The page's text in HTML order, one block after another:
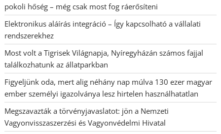
pokoli hőség – még csak most fog ráerősíteni
Elektronikus aláírás integráció – Így kapcsolható a vállalati
rendszerekhez
Most volt a Tigrisek Világnapja, Nyíregyházán számos fajjal
találkozhatunk az állatparkban
Figyeljünk oda, mert alig néhány nap múlva 130 ezer magyar
ember személyi igazolványa lesz hirtelen használhatatlan
Megszavazták a törvényjavaslatot: jön a Nemzeti
Vagyonvisszaszerzési és Vagyonvédelmi Hivatal